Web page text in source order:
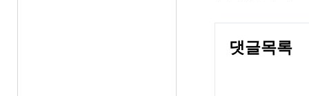
댓글목록